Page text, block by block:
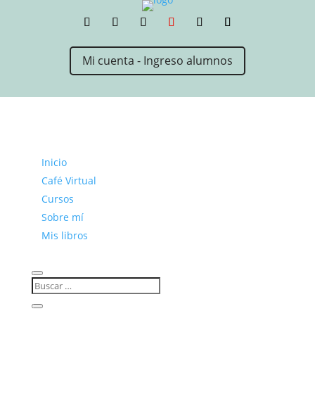
Mi cuenta - Ingreso alumnos
Inicio
Café Virtual
Cursos
Sobre mí
Mis libros